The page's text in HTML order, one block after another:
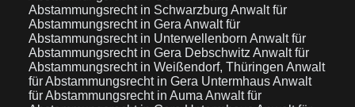
Abstammungsrecht in Schwarzburg Anwalt für
Abstammungsrecht in Gera Anwalt für
Abstammungsrecht in Unterwellenborn Anwalt für
Abstammungsrecht in Gera Debschwitz Anwalt für
Abstammungsrecht in Weißendorf, Thüringen Anwalt
für Abstammungsrecht in Gera UntermhausAnwalt
für Abstammungsrecht in Auma Anwalt für